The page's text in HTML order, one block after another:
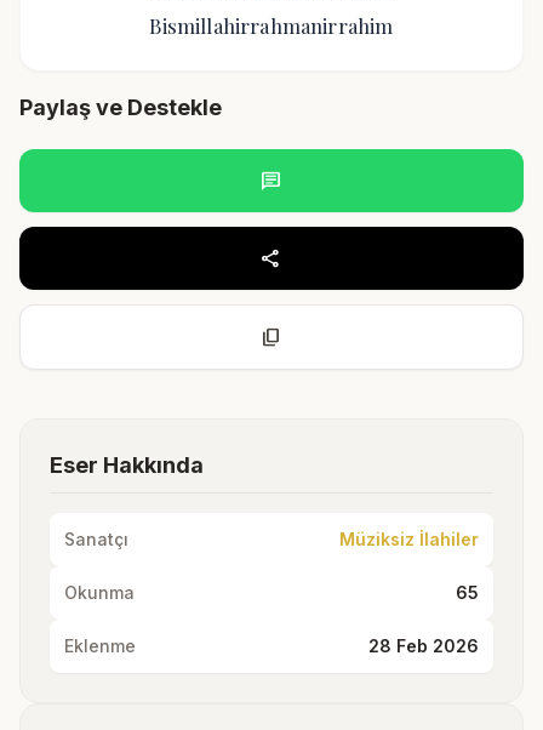
Bismillahirrahmanirrahim
Paylaş ve Destekle
chat
share
content_copy
Eser Hakkında
Sanatçı Müziksiz İlahiler
Okunma 65
Eklenme 28 Feb 2026